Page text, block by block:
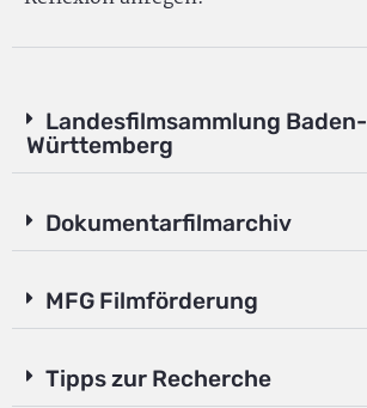
Landesfilmsammlung Baden-
Württemberg
Dokumentarfilmarchiv
MFG Filmförderung
Tipps zur Recherche